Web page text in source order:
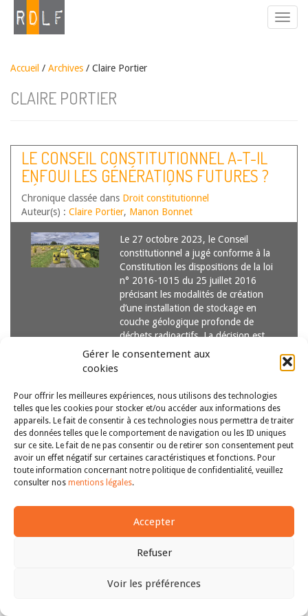
Gérer le consentement aux
cookies
Pour offrir les meilleures expériences, nous utilisons des technologies
telles que les cookies pour stocker et/ou accéder aux informations des
appareils. Le fait de consentir à ces technologies nous permettra de traiter
des données telles que le comportement de navigation ou les ID uniques
sur ce site. Le fait de ne pas consentir ou de retirer son consentement peut
avoir un effet négatif sur certaines caractéristiques et fonctions. Pour
toute information concernant notre politique de confidentialité, veuillez
consulter nos mentions légales.
Accepter
Refuser
Voir les préférences
Accueil / Archives / Claire Portier
CLAIRE PORTIER
LE CONSEIL CONSTITUTIONNEL A-T-IL
ENFOUI LES GÉNÉRATIONS FUTURES ?
RÉFLEXIONS SUR LA DÉCISION 2023-1066
QPC DU 27 OCTOBRE 2023
Chronique classée dans Droit constitutionnel
Auteur(s) : Claire Portier, Manon Bonnet
Le 27 octobre 2023, le Conseil
constitutionnel a jugé conforme à la
Constitution les dispositions de la loi
n° 2016-1015 du 25 juillet 2016
précisant les modalités de création
d’une installation de stockage en
couche géologique profonde de
déchets radioactifs. La décision est…
Lire la suite
Copyright © 2011-2026Revue des droits et libertés fondamentaux
| Tous droits réservés |mentions légales